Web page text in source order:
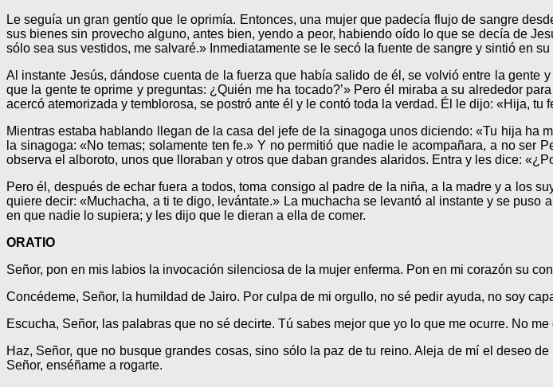
Le seguía un gran gentío que le oprimía. Entonces, una mujer que padecía flujo de sangre
sus bienes sin provecho alguno, antes bien, yendo a peor, habiendo oído lo que se decía de
sólo sea sus vestidos, me salvaré.» Inmediatamente se le secó la fuente de sangre y sintió en
Al instante Jesús, dándose cuenta de la fuerza que había salido de él, se volvió entre la
que la gente te oprime y preguntas: ¿Quién me ha tocado?’» Pero él miraba a su alrededor
acercó atemorizada y temblorosa, se postró ante él y le contó toda la verdad. Él le dijo: «Hija,
Mientras estaba hablando llegan de la casa del jefe de la sinagoga unos diciendo: «Tu hija
la sinagoga: «No temas; solamente ten fe.» Y no permitió que nadie le acompañara, a no
observa el alboroto, unos que lloraban y otros que daban grandes alaridos. Entra y les dice:
Pero él, después de echar fuera a todos, toma consigo al padre de la niña, a la madre y a los
quiere decir: «Muchacha, a ti te digo, levántate.» La muchacha se levantó al instante y se
en que nadie lo supiera; y les dijo que le dieran a ella de comer.
ORATIO
Señor, pon en mis labios la invocación silenciosa de la mujer enferma. Pon en mi corazón su
Concédeme, Señor, la humildad de Jairo. Por culpa de mi orgullo, no sé pedir ayuda, no soy
Escucha, Señor, las palabras que no sé decirte. Tú sa­bes mejor que yo lo que me ocurre. No
Haz, Señor, que no busque grandes cosas, sino sólo la paz de tu reino. Aleja de mí el deseo
Señor, enséñame a rogarte.